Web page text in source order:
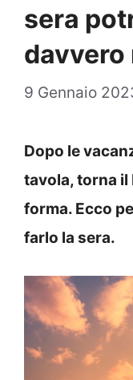
sera
davvero
9 Gennaio
Dopo le
tavola, torna
forma. Ecco
farlo la sera.